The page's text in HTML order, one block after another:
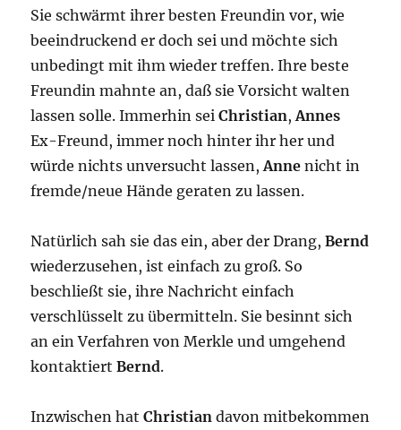
Sie schwärmt ihrer besten Freundin vor, wie
beeindruckend er doch sei und möchte sich
unbedingt mit ihm wieder treffen. Ihre beste
Freundin mahnte an, daß sie Vorsicht walten
lassen solle. Immerhin seiChristian,Annes
Ex-Freund, immer noch hinter ihr her und
würde nichts unversucht lassen,Anne nicht in
fremde/neue Hände geraten zu lassen.
Natürlich sah sie das ein, aber der Drang,Bernd
wiederzusehen, ist einfach zu groß. So
beschließt sie, ihre Nachricht einfach
verschlüsselt zu übermitteln. Sie besinnt sich
an ein Verfahren von Merkle und umgehend
kontaktiertBernd.
Inzwischen hatChristian davon mitbekommen